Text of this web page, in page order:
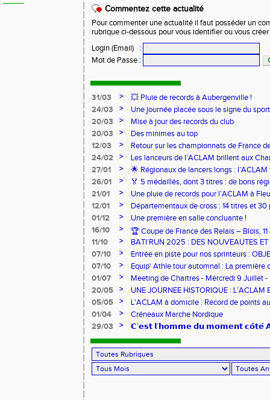
Commentez cette actualité
Pour commenter une actualité il faut posséder un
rubrique ci-dessous pour vous identifier ou vous
Login (Email)
:
Mot de Passe :
31/03 >
💥 Pluie de records à Aubergenville !
24/03
>
Une journée placée sous le signe du
20/03
>
Mise à jour des records du club
20/03
>
Des minimes au top
12/03
>
Retour sur les championnats de France
24/02
>
Les lanceurs de l’ACLAM brillent aux
Lancers Longs à Nice
27/01 >
🌟 Régionaux de lancers longs :
sur-Loire
26/01 >
🏅 5 médaillés, dont 3 titres : de bons
pour l’Aclam !
21/01 >
Une pluie de records pour l’ACLAM à
12/01
>
Départementaux de cross : 14 titres et 30
01/12
>
Une première en salle concluante !
16/10
>
🏆 Coupe de France des Relais – Blois,
11/10
>
BATI’RUN 2025 : DES NOUVEAUTES
07/10
>
Entrée en piste pour nos sprinteurs :
FRANCE !
07/10 >
Equip' Athle tour automnal : La première
jeunes !
01/07 >
Meeting de Chartres - Mercredi 9 Juillet
20/05
>
UNE JOURNEE HISTORIQUE : L’ACLAM
05/05
>
L'ACLAM à domicile : Record de points
01/04
>
Créneaux Marche Nordique
29/03
> 𝗖’𝗲𝘀𝘁 𝗹’𝗵𝗼𝗺𝗺𝗲 𝗱𝘂 𝗺𝗼𝗺𝗲𝗻𝘁 𝗰𝗼̂𝘁𝗲́